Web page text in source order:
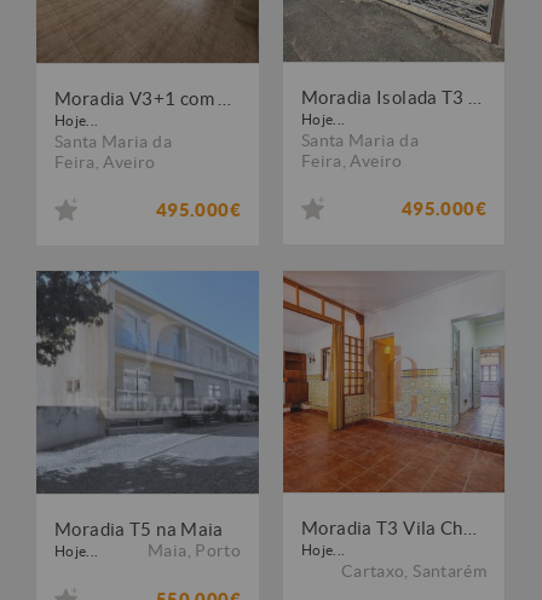
Hoje...
Santa Maria da
Feira Aveiro
495.000€
Hoje...
Santa Maria da
Feira Aveiro
495.000€
Moradia T5 na Maia
Hoje... Maia Porto Hoje...
Cartaxo Santarém